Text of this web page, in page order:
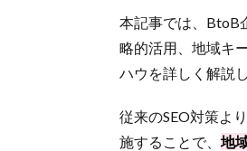
本記事では、BtoB
略的活用、地域キ
ハウを詳しく解説
従来のSEO対策よ
施することで、 地